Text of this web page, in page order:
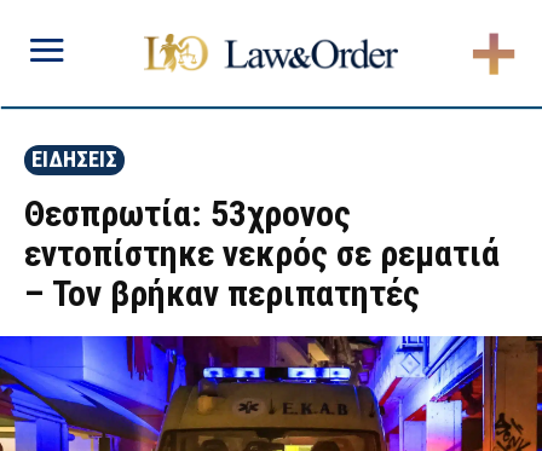
ΕΙΔΗΣΕΙΣ
Θεσπρωτία: 53χρονος
εντοπίστηκε νεκρός σε ρεματιά
– Τον βρήκαν περιπατητές